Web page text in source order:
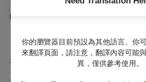
你的瀏覽器目前預設為其他語言。你
來翻譯頁面，請注意，翻譯內容可能
異，僅供參考使用。
咻！咻！
「歡迎來到永遠的世界。」
永遠的世界？！這裡到底是什麼地方！